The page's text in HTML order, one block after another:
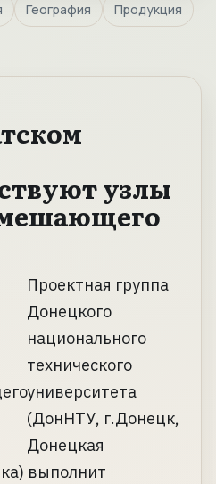
География Продукция
узлы
Проектная группа
Донецкого
национального
технического
университета
(ДонНТУ, г.Донецк,
Донецкая
выполнит